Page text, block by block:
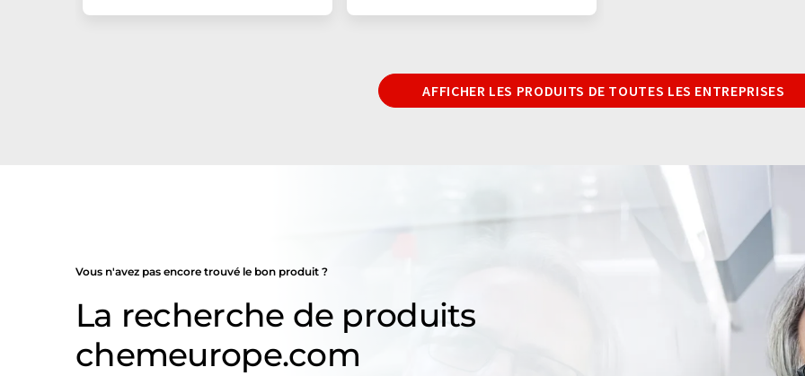
AFFICHER LES PRODUITS DE TOUTES LES ENTREPRISES
Vous n'avez pas encore trouvé le bon produit ?
La recherche de produits
chemeurope.com